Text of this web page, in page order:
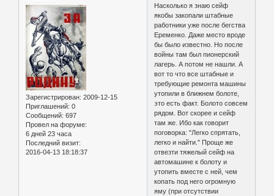
Зарегистрирован: 2009-12-15
Приглашений: 0
Сообщений: 697
Провел на форуме:
6 дней 23 часа
Последний визит:
2016-04-13 18:18:37
Насколько я знаю сейф
якобы закопали штабные
работники уже после бегства
Еременко. Даже место вроде
бы было известно. Но после
войны там был пионерский
лагерь. А потом не нашли. А
вот то что все штабные и
требующие ремонта машины
утопили в ближнем болоте,
это есть факт. Болото совсем
рядом. Вот скорее и сейф
там же. Ибо как говорит
поговорка: "Легко спрятать,
легко и найти." Проще же
отвезти тяжелый сейф на
автомашине к болоту и
утопить вместе с ней, чем
копать под него огромную
яму (при отсутствии